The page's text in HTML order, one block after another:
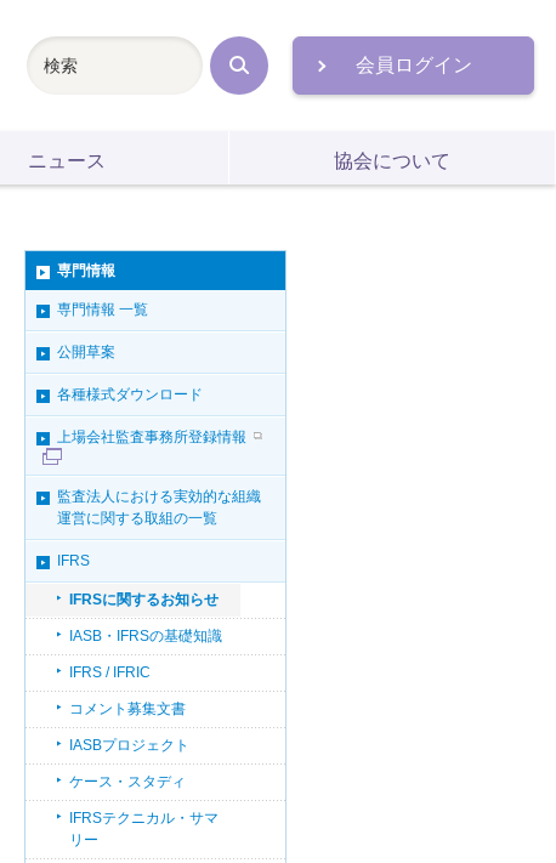
会員ログイン
ニュース 協会について
検
専門情報
専門情報 一覧
公開草案
各種様式ダウンロード
上場会社監査事務所登録情報
監査法人における実効的な組織
運営に関する取組の一覧
IFRS
IFRSに関するお知らせ
IASB・IFRSの基礎知識
IFRS / IFRIC
コメント募集文書
IASBプロジェクト
ケース・スタディ
IFRSテクニカル・サマ
リー